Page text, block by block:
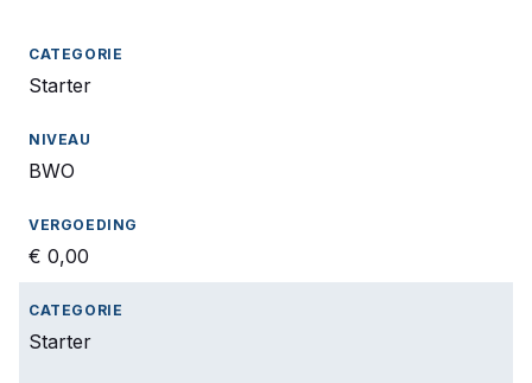
Starter
BWO
€ 0,00
Starter